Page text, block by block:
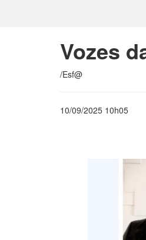
Vozes
/Esf@
10/09/2025 10h05